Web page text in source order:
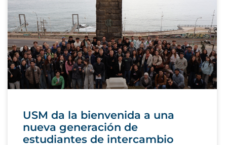
USM da la bienvenida a una
nueva generación de
estudiantes de intercambio